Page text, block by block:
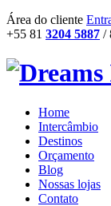
Área do cliente
+55 81 3204 5887 /
Home
Intercâmbio
Destinos
Orçamento
Blog
Nossas lojas
Contato